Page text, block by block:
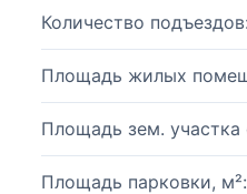
Количество подъездов:
Площадь жилых
Площадь зем.
Площадь парковки, м²: